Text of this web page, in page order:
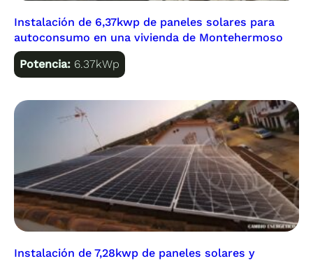
Instalación de 6,37kwp de paneles solares para
autoconsumo en una vivienda de Montehermoso
Potencia: 6.37kWp
Instalación de 7,28kwp de paneles solares y